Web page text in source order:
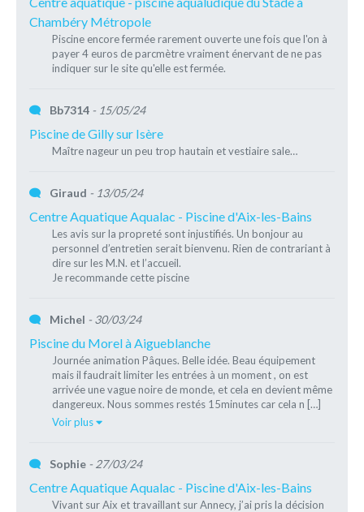
Chambéry Métropole
Piscine encore fermée rarement ouverte une fois que l'on à
payer 4 euros de parcmètre vraiment énervant de ne pas
indiquer sur le site qu'elle est fermée.
Bb7314 - 15/05/24
Piscine de Gilly sur Isère
Maître nageur un peu trop hautain et vestiaire sale…
Giraud - 13/05/24
Centre Aquatique Aqualac - Piscine d'Aix-les-Bains
Les avis sur la propreté sont injustifiés. Un bonjour au
personnel d’entretien serait bienvenu. Rien de contrariant à
dire sur les M.N. et l’accueil.
Je recommande cette piscine
Michel - 30/03/24
Piscine du Morel à Aigueblanche
Journée animation Pâques. Belle idée. Beau équipement
mais il faudrait limiter les entrées à un moment , on est
arrivée une vague noire de monde, et cela en devient même
dangereux. Nous sommes restés 15minutes car cela n […]
Voir plus
Sophie - 27/03/24
Centre Aquatique Aqualac - Piscine d'Aix-les-Bains
Vivant sur Aix et travaillant sur Annecy, j’ai pris la décision